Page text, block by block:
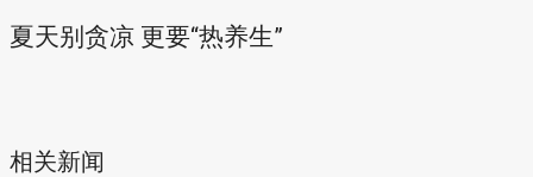
夏天别贪凉 更要“热养生”
相关新闻